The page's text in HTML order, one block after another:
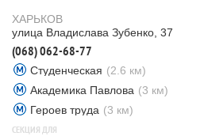
ХАРЬКОВ
улица Владислава Зубенко, 37
(068) 062-68-77
Студенческая (2.6 км)
Академика Павлова (3 км)
Героев труда (3 км)
СЕКЦИЯ ДЛЯ